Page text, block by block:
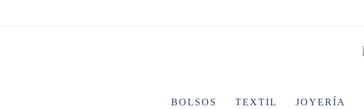
BOLSOS TEXTIL JOYERÍA